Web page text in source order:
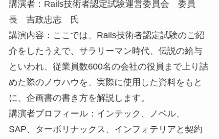
講演者：Rails技術者認定試験運営委員会 委員
長 吉政忠志 氏
講演内容：ここでは、Rails技術者認定試験のご紹
介をしたうえで、サラリーマン時代、伝説の給与
といわれ、従業員数600名の会社の役員まで上り詰
めた際のノウハウを、実際に使用した資料をもと
に、企画書の書き方を解説します。
講演者プロフィール：インテック、ノベル、
SAP、ターボリナックス、インフォテリアと契約